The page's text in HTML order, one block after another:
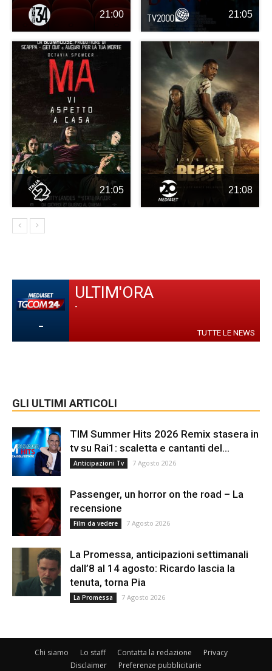
21:00 21:05
21:05 21:08
-
ULTIM'ORA
-
TUTTE LE NEWS
GLI ULTIMI ARTICOLI
TIM Summer Hits 2026 Remix stasera in
tv su Rai1: scaletta e cantanti del...
Anticipazioni Tv 7 Agosto 2026
Passenger, un horror on the road – La
recensione
Film da vedere 7 Agosto 2026
La Promessa, anticipazioni settimanali
dall’8 al 14 agosto: Ricardo lascia la
tenuta, torna Pia
La Promessa 7 Agosto 2026
Chi siamo Lo staff Contatta la redazione
Privacy
Disclaimer
Preferenze pubblicitarie